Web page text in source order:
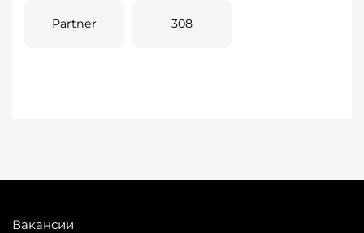
Partner 308
Вакансии